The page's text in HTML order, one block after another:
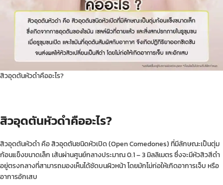
สิวอุดตันหัวดำคืออะไร?
สิวอุดตันหัวดำคืออะไร?
สิวอุดตันหัวดำ คือสิวอุดตันชนิดหัวเปิด (Open Comedones) ที่มีลักษณะเป็นตุ่ม
ก้อนแข็งขนาดเล็ก เส้นผ่านศูนย์กลางประมาณ 0.1 – 3 มิลลิเมตร ซึ่งจะมีหัวสิวสีดำ
อยู่ตรงกลางที่สามารถมองเห็นได้ชัดบนผิวหน้า โดยมักไม่ก่อให้เกิดอาการเจ็บ หรือ
อาการอักเสบ